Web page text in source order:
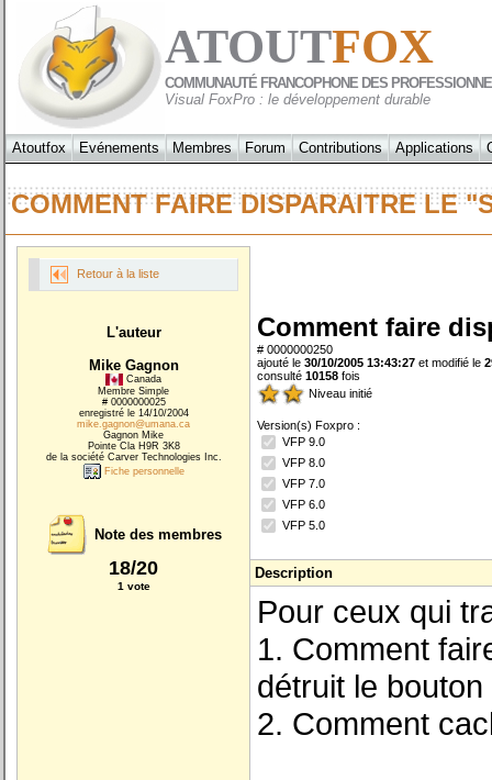
ATOUTFOX
COMMUNAUTÉ FRANCOPHONE DES
Visual FoxPro : le développement durable
Atoutfox Evénements Membres Forum Contributions Applications
COMMENT FAIRE DISPARAITRE LE
Retour à la liste
L'auteur
Mike Gagnon
Canada
Membre Simple
# 0000000025
enregistré le 14/10/2004
mike.gagnon@umana.ca
Gagnon Mike
Pointe Cla H9R 3K8
de la société Carver Technologies Inc.
Fiche personnelle
Note des membres
18/20
1 vote
Comment faire
# 0000000250
ajouté le 30/10/2005 13:43:27 et modifié le
consulté 10158 fois
Niveau initié
Version(s) Foxpro :
VFP 9.0
VFP 8.0
VFP 7.0
VFP 6.0
VFP 5.0
Description
Pour ceux qui
1. Comment
détruit le
2. Comment